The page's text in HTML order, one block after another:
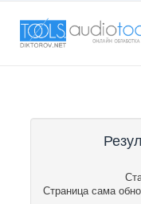
Страница сама